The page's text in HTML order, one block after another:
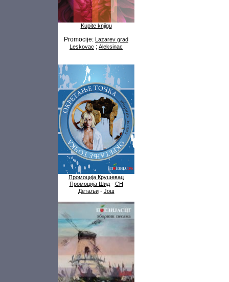
Kupite knjigu
Promocije: Lazarev grad
Leskovac ; Aleksinac
Промоција Крушевац
Промоција Шид- СН
Детаљи- Још